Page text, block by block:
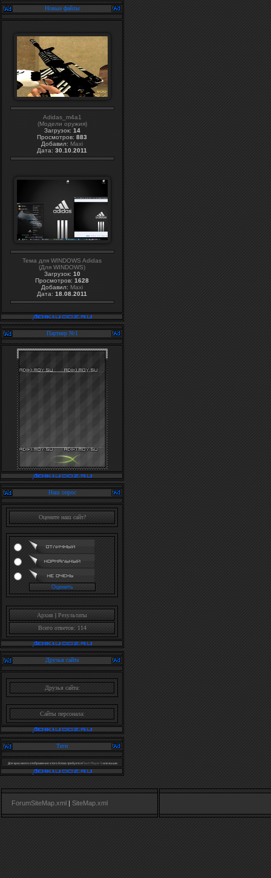
Новые файлы
Adidas_m4a1
(Модели оружия)
Загрузок: 14
Просмотров: 883
Добавил: Maxi
Дата: 30.10.2011
Тема для WINDOWS Adidas
(Для WINDOWS)
Загрузок: 10
Просмотров: 1628
Добавил: Maxi
Дата: 18.08.2011
Партнер №1
Наш опрос
Оцените наш сайт?
Архив | Результаты
Всего ответов: 114
Друзья сайта
Друзья сайта:
Сайты персонала:
Теги
Для красивого отображения этого блока требуетсяFlash Player 9или выше.
ForumSiteMap.xml | SiteMap.xml